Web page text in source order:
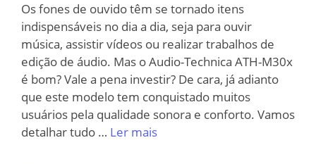
Os fones de ouvido têm se tornado itens
indispensáveis no dia a dia, seja para ouvir
música, assistir vídeos ou realizar trabalhos de
edição de áudio. Mas o Audio-Technica ATH-M30x
é bom? Vale a pena investir? De cara, já adianto
que este modelo tem conquistado muitos
usuários pela qualidade sonora e conforto. Vamos
detalhar tudo … Ler mais